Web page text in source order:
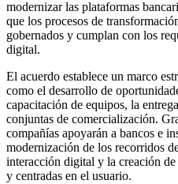
modernizar las plataformas
que los procesos de
gobernados y cumplan con los
digital.
El acuerdo establece un marco
como el desarrollo de
capacitación de equipos, la
conjuntas de comercialización.
compañías apoyarán a bancos e
modernización de los recorridos
interacción digital y la creación
y centradas en el usuario.